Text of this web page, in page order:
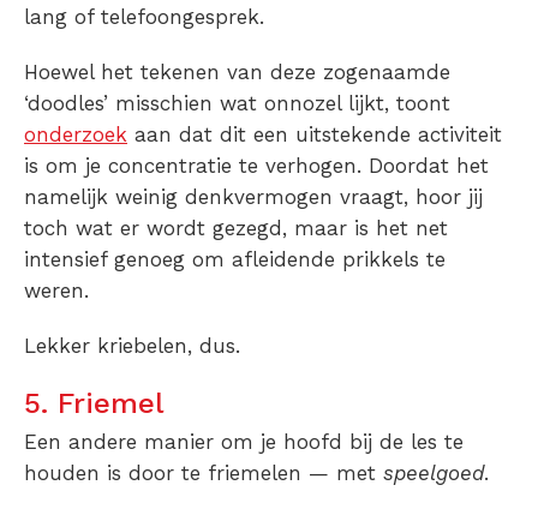
lang of telefoongesprek.
Hoewel het tekenen van deze zogenaamde
‘doodles’ misschien wat onnozel lijkt, toont
onderzoek aan dat dit een uitstekende activiteit
is om je concentratie te verhogen. Doordat het
namelijk weinig denkvermogen vraagt, hoor jij
toch wat er wordt gezegd, maar is het net
intensief genoeg om afleidende prikkels te
weren.
Lekker kriebelen, dus.
5. Friemel
Een andere manier om je hoofd bij de les te
houden is door te friemelen — met speelgoed.